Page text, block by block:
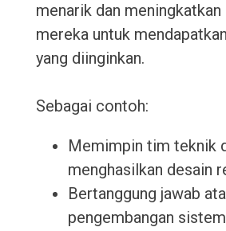
menarik dan
mereka untuk
yang diinginkan.
Sebagai contoh:
Memimpin tim teknik
menghasilkan desain
Bertanggung jawab
pengembangan